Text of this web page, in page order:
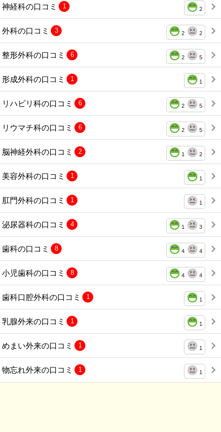
神経科の口コミ 2
1
外科の口コミ 2 2
3
整形外科の口コミ 2 5
6
形成外科の口コミ 1
1
リハビリ科の口コミ 2 5
6
リウマチ科の口コミ 2 5
6
脳神経外科の口コミ 1 2
2
美容外科の口コミ 1
1
肛門外科の口コミ 1
1
泌尿器科の口コミ 1 3
4
歯科の口コミ 4 4
8
小児歯科の口コミ 4 4
8
歯科口腔外科の口コミ 1
1
乳腺外来の口コミ 1
1
めまい外来の口コミ 1
1
物忘れ外来の口コミ 1
1